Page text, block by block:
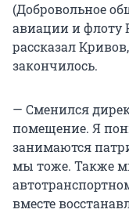
(Добровольное
авиации и флоту
рассказал
закончилось.
— Сменился
помещение. Я
занимаются
мы тоже. Также
вместе